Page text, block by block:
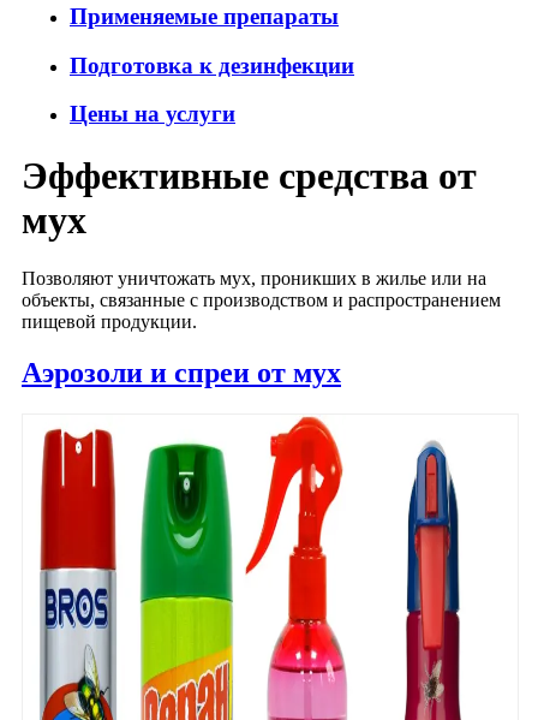
Применяемые препараты
Подготовка к дезинфекции
Цены на услуги
Эффективные средства от
мух
Позволяют уничтожать мух, проникших в жилье или на
объекты, связанные с производством и распространением
пищевой продукции.
Аэрозоли и спреи от мух